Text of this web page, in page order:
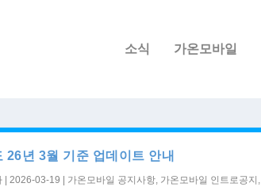
소식 가온모바일
26년 3월 기준 업데이트 안내
| 2026-03-19 가온모바일 공지사항, 가온모바일 인트로공지 ,